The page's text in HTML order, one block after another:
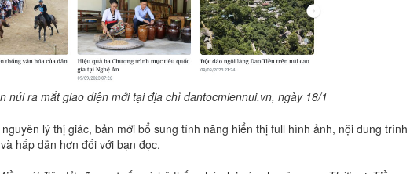
núi ra mắt giao diện mới tại địa chỉ dantocmiennui.vn, ngày 18/1
lý thị giác, bản mới bổ sung tính năng hiển thị full hình ảnh, nội dung trình
hấp dẫn hơn đối với bạn đọc.